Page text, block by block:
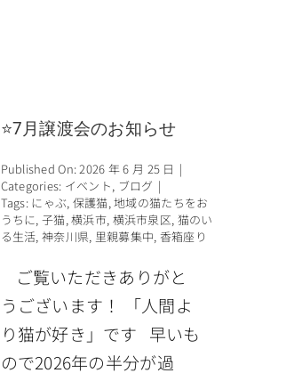
⭐7月譲渡会のお知らせ
Published On: 2026 年 6 月 25 日 |
Categories: イベント, ブログ |
Tags: にゃぶ, 保護猫,地域の猫たちをお
うちに, 子猫,横浜市, 横浜市泉区, 猫のい
る生活, 神奈川県, 里親募集中, 香箱座り
ご覧いただきありがと
うございます！ 「人間よ
り猫が好き」です 早いも
ので2026年の半分が過